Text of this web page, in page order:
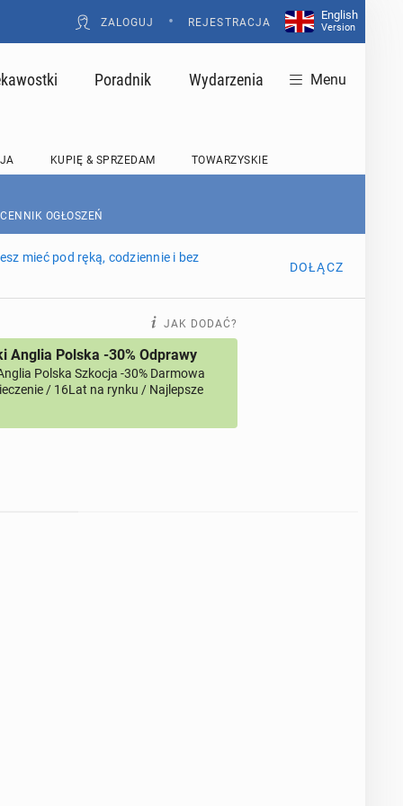
ZALOGUJ • REJESTRACJA
English
Version
Poradnik Wydarzenia Menu
KUPIĘ & SPRZEDAM TOWARZYSKIE
OGŁOSZEŃ
mieć pod ręką, codziennie i bez
DOŁĄCZ
JAK DODAĆ?
Anglia Polska -30% Odprawy
Polska Szkocja -30% Darmowa
/ 16Lat na rynku / Najlepsze